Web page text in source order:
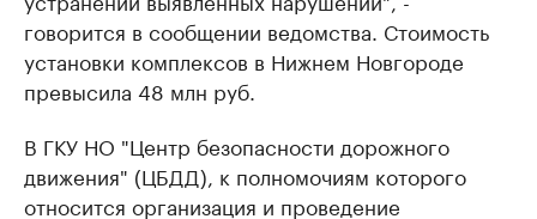
говорится в сообщении ведомства. Стоимость
установки комплексов в Нижнем Новгороде
превысила 48 млн руб.
В ГКУ НО "Центр безопасности дорожного
движения" (ЦБДД), к полномочиям которого
относится организация и проведение